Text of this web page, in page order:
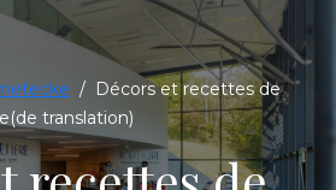
/ Décors et recettes de
translation)